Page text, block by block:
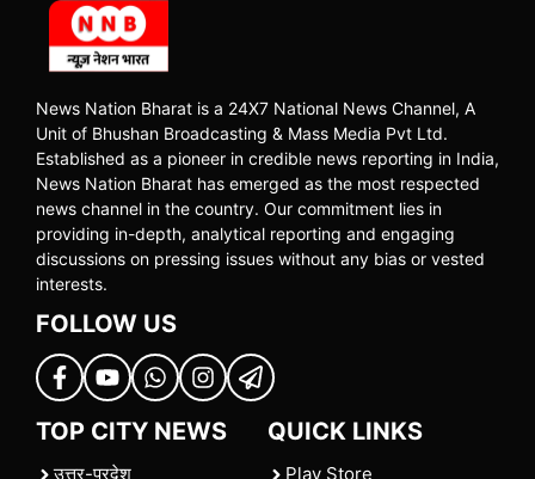
News Nation Bharat is a 24X7 National News Channel, A
Unit of Bhushan Broadcasting & Mass Media Pvt Ltd.
Established as a pioneer in credible news reporting in India,
News Nation Bharat has emerged as the most respected
news channel in the country. Our commitment lies in
providing in-depth, analytical reporting and engaging
discussions on pressing issues without any bias or vested
interests.
FOLLOW US
TOP CITY NEWS
उत्तर-प्रदेश
QUICK LINKS
Play Store